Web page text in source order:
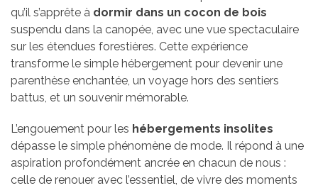
qu’il s’apprête à dormir dans un cocon de bois
suspendu dans la canopée, avec une vue spectaculaire
sur les étendues forestières. Cette expérience
transforme le simple hébergement pour devenir une
parenthèse enchantée, un voyage hors des sentiers
battus, et un souvenir mémorable.
L’engouement pour les hébergements insolites
dépasse le simple phénomène de mode. Il répond à une
aspiration profondément ancrée en chacun de nous :
celle de renouer avec l’essentiel, de vivre des moments